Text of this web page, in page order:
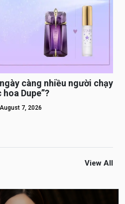
càng nhiều người chạy
Dupe”?
August 7, 2026
View All